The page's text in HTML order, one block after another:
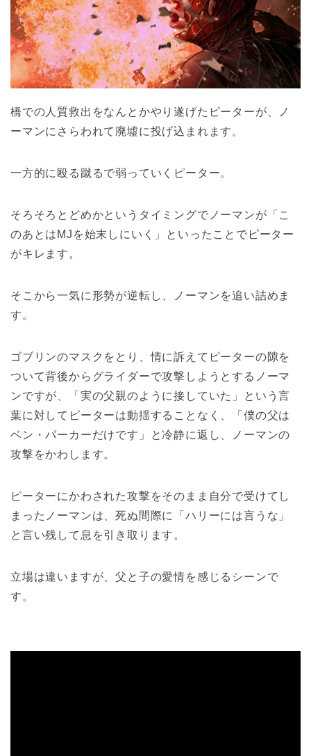
橋での人質救出をなんとかやり遂げたピーターが、ノ
ーマンにさらわれて廃墟に投げ込まれます。
一方的に殴る蹴るで弱っていくピーター。
そろそろとどめかというタイミングでノーマンが「こ
のあとはMJを始末しにいく」といったことでピーター
がキレます。
そこから一気に形勢が逆転し、ノーマンを追い詰めま
す。
ゴブリンのマスクをとり、情に訴えてピーターの隙を
ついて背後からグライダーで攻撃しようとするノーマ
ンですが、「実の父親のように接していた」という言
葉に対してピーターは動揺することなく、「僕の父は
ベン・パーカーだけです」と冷静に返し、ノーマンの
攻撃をかわします。
ピーターにかわされた攻撃をそのまま自分で受けてし
まったノーマンは、死ぬ間際に「ハリーには言うな」
と言い残して息を引き取ります。
立場は違いますが、父と子の愛情を感じるシーンで
す。